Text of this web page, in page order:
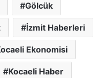
Gölcük
İzmit Haberleri
Ekonomisi
Kocaeli Haber